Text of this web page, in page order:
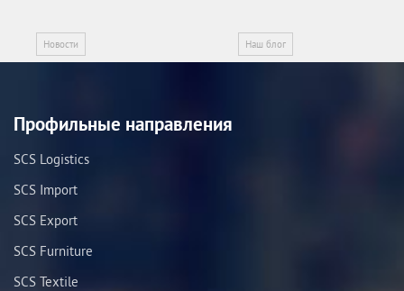
Новости Наш блог
Профильные направления
SCS Logistics
SCS Import
SCS Export
SCS Furniture
SCS Textile